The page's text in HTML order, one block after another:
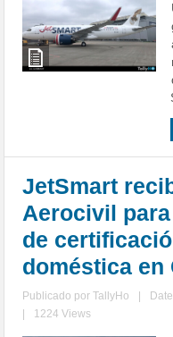
JetSmart
Aerocivil
de
doméstica en
Publicado porTallyHo
1224 Views